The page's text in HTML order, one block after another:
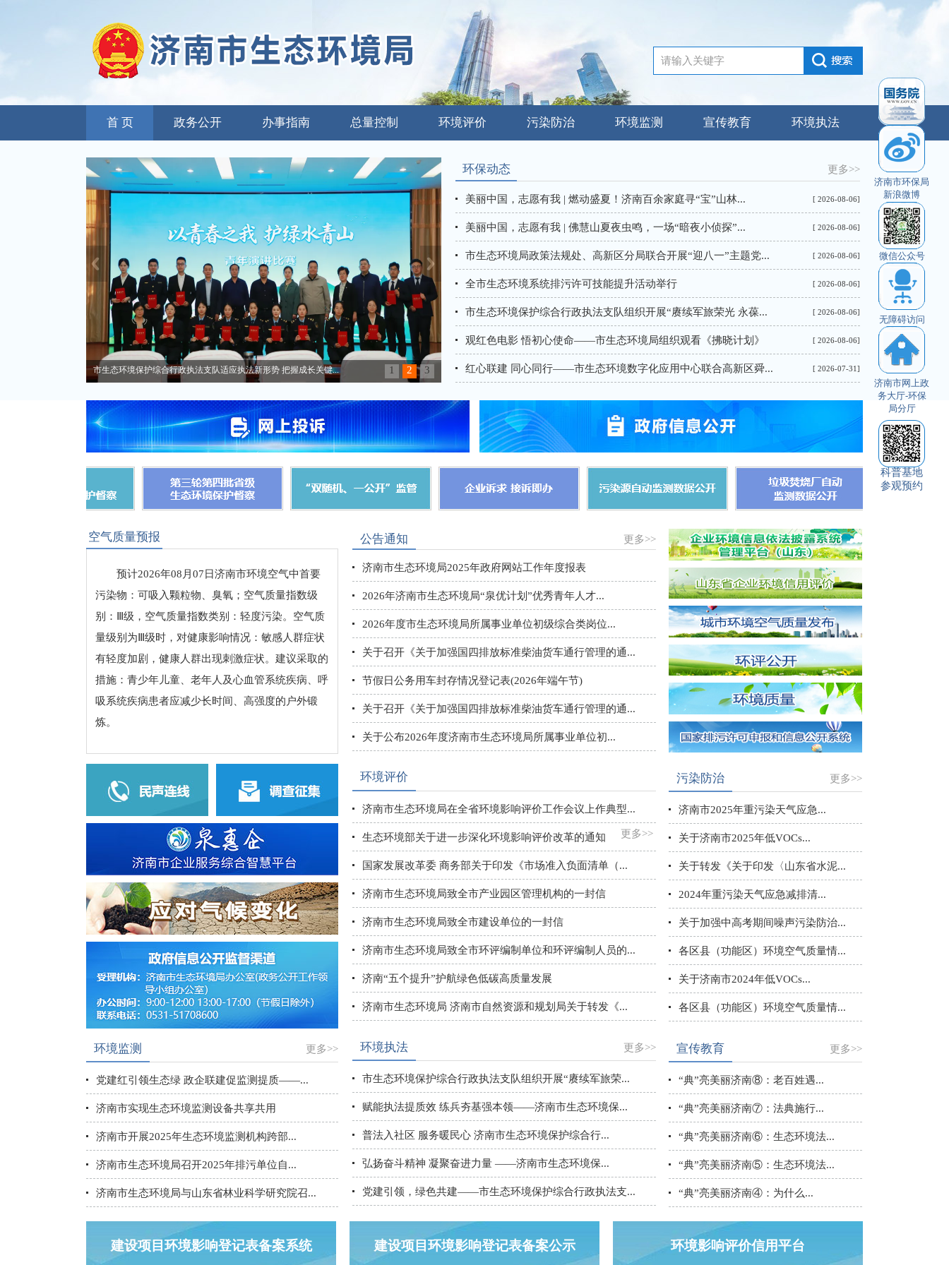
首 页 政务公开 办事指南 总量控制 环境评价 污染防治 环境监测 宣传教育 环境执法
市生态环境保护综合行政执法支队适应执法新形势 把握成长关键... 应急演练筑强基，守护安全固防线——济南市生态环境局、历城区人...
1 2 3
环保动态 更多>>
美丽中国，志愿有我 | 燃动盛夏！济南百余家庭寻“宝”山林... [ 2026-08-06]
美丽中国，志愿有我 | 佛慧山夏夜虫鸣，一场“暗夜小侦探”... [ 2026-08-06]
市生态环境局政策法规处、高新区分局联合开展“迎八一”主题党... [ 2026-08-06]
全市生态环境系统排污许可技能提升活动举行 [ 2026-08-06]
市生态环境保护综合行政执法支队组织开展“赓续军旅荣光 永葆... [ 2026-08-06]
观红色电影 悟初心使命——市生态环境局组织观看《拂晓计划》 [ 2026-08-06]
红心联建 同心同行——市生态环境数字化应用中心联合高新区舜... [ 2026-07-31]
空气质量预报
预计2026年08月07日济南市环境空气中首要
污染物：可吸入颗粒物、臭氧；空气质量指数级
别：Ⅲ级，空气质量指数类别：轻度污染。空气质
量级别为Ⅲ级时，对健康影响情况：敏感人群症状
有轻度加剧，健康人群出现刺激症状。建议采取的
措施：青少年儿童、老年人及心血管系统疾病、呼
吸系统疾病患者应减少长时间、高强度的户外锻
炼。
环境监测 更多>>
党建红引领生态绿 政企联建促监测提质——...
济南市实现生态环境监测设备共享共用
济南市开展2025年生态环境监测机构跨部...
济南市生态环境局召开2025年排污单位自...
济南市生态环境局与山东省林业科学研究院召...
公告通知 更多>>
济南市生态环境局2025年政府网站工作年度报表
2026年济南市生态环境局“泉优计划”优秀青年人才...
2026年度市生态环境局所属事业单位初级综合类岗位...
关于召开《关于加强国四排放标准柴油货车通行管理的通...
节假日公务用车封存情况登记表(2026年端午节)
关于召开《关于加强国四排放标准柴油货车通行管理的通...
关于公布2026年度济南市生态环境局所属事业单位初...
环境评价
济南市生态环境局在全省环境影响评价工作会议上作典型...
生态环境部关于进一步深化环境影响评价改革的通知
国家发展改革委 商务部关于印发《市场准入负面清单（...
济南市生态环境局致全市产业园区管理机构的一封信
济南市生态环境局致全市建设单位的一封信
济南市生态环境局致全市环评编制单位和环评编制人员的...
济南“五个提升”护航绿色低碳高质量发展
济南市生态环境局 济南市自然资源和规划局关于转发《...
更多>>
环境执法 更多>>
市生态环境保护综合行政执法支队组织开展“赓续军旅荣...
赋能执法提质效 练兵夯基强本领——济南市生态环境保...
普法入社区 服务暖民心 济南市生态环境保护综合行...
弘扬奋斗精神 凝聚奋进力量 ——济南市生态环境保...
党建引领，绿色共建——市生态环境保护综合行政执法支...
污染防治 更多>>
济南市2025年重污染天气应急...
关于济南市2025年低VOCs...
关于转发《关于印发〈山东省水泥...
2024年重污染天气应急减排清...
关于加强中高考期间噪声污染防治...
各区县（功能区）环境空气质量情...
关于济南市2024年低VOCs...
各区县（功能区）环境空气质量情...
宣传教育 更多>>
“典”亮美丽济南‌⑧：老百姓遇...
“典”亮美丽济南‌⑦：法典施行...
“典”亮美丽济南⑥：生态环境法...
“典”亮美丽济南⑤：生态环境法...
“典”亮美丽济南‌④‌：为什么...
建设项目环境影响登记表备案系统 建设项目环境影响登记表备案公示 环境影响评价信用平台
济南市环保局
新浪微博
微信公众号
无障碍访问
济南市网上政
务大厅-环保
局分厅
科普基地
参观预约